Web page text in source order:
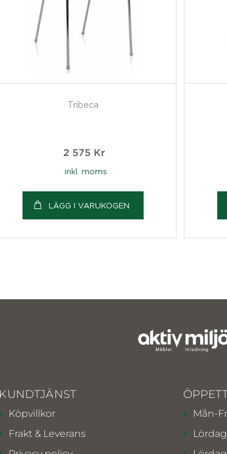
Tribeca
2 575 Kr
inkl. moms
LÄGG I VARUKOGEN
KUNDTJÄNST
Köpvillkor
Frakt & Leverans
Mån-